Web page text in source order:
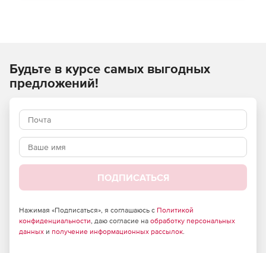
Будьте в курсе самых выгодных
предложений!
ПОДПИСАТЬСЯ
Нажимая «Подписаться», я соглашаюсь с Политикой
конфиденциальности, даю согласие на обработку персональных
данных и получение информационных рассылок.